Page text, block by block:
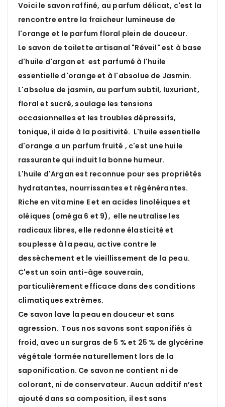
Voici le savon raffiné, au parfum délicat, c'est la
rencontre entre la fraicheur lumineuse de
l'orange et le parfum floral plein de douceur.
Le savon de toilette artisanal "Réveil" est à base
d'huile d'argan et est parfumé à l'huile
essentielle d'orange et à l'absolue de Jasmin.
L'absolue de jasmin, au parfum subtil, luxuriant,
floral et sucré, soulage les tensions
occasionnelles et les troubles dépressifs,
tonique, il aide à la positivité. L'huile essentielle
d'orange a un parfum fruité , c'est une huile
rassurante qui induit la bonne humeur.
L'huile d'Argan est reconnue pour ses propriétés
hydratantes, nourrissantes et régénérantes.
Riche en vitamine E et en acides linoléiques et
oléiques (oméga 6 et 9), elle neutralise les
radicaux libres, elle redonne élasticité et
souplesse à la peau, active contre le
dessèchement et le vieillissement de la peau.
C'est un soin anti-âge souverain,
particulièrement efficace dans des conditions
climatiques extrêmes.
Ce savon lave la peau en douceur et sans
agression. Tous nos savons sont saponifiés à
froid, avec un surgras de 5 % et 25 % de glycérine
végétale formée naturellement lors de la
saponification. Ce savon ne contient ni de
colorant, ni de conservateur. Aucun additif n’est
ajouté dans sa composition, il est sans